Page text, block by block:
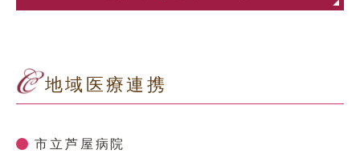
地域医療連携
市立芦屋病院